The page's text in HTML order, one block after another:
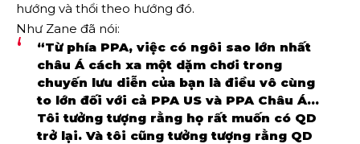
hướng và thổi theo hướng đó.
Như Zane đã nói:
“Từ phía PPA, việc có ngôi sao lớn nhất
châu Á cách xa một dặm chơi trong
chuyến lưu diễn của bạn là điều vô cùng
to lớn đối với cả PPA US và PPA Châu Á…
Tôi tưởng tượng rằng họ rất muốn có QD
trở lại. Và tôi cũng tưởng tượng rằng QD